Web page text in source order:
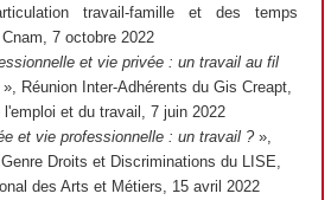
travail-famille et des temps
7 octobre 2022
et vie privée : un travail au fil
Réunion Inter-Adhérents du Gis Creapt,
et du travail, 7 juin 2022
et vie professionnelle : un travail ?»,
Droits et Discriminations du LISE,
des Arts et Métiers, 15 avril 2022